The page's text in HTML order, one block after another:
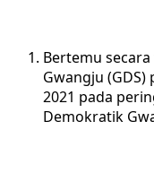
Bertemu
Gwangju
2021 pada
Demokratik